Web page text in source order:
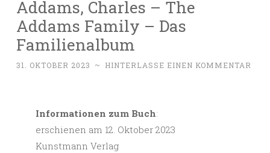
Addams, Charles – The
Addams Family – Das
Familienalbum
31. OKTOBER 2023 ~ HINTERLASSE EINEN KOMMENTAR
Informationen zum Buch:
erschienen am 12. Oktober 2023
Kunstmann Verlag